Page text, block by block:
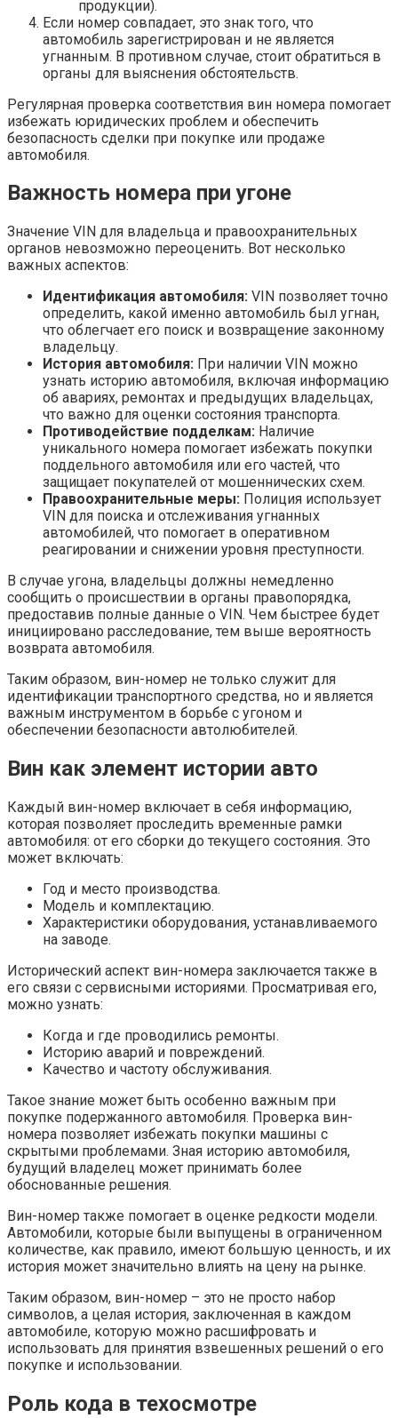
продукции).
Если номер совпадает, это знак того, что
автомобиль зарегистрирован и не является
угнанным. В противном случае, стоит обратиться в
органы для выяснения обстоятельств.
Регулярная проверка соответствия вин номера помогает
избежать юридических проблем и обеспечить
безопасность сделки при покупке или продаже
автомобиля.
Важность номера при угоне
Значение VIN для владельца и правоохранительных
органов невозможно переоценить. Вот несколько
важных аспектов:
Идентификация автомобиля: VIN позволяет точно
определить, какой именно автомобиль был угнан,
что облегчает его поиск и возвращение законному
владельцу.
История автомобиля: При наличии VIN можно
узнать историю автомобиля, включая информацию
об авариях, ремонтах и предыдущих владельцах,
что важно для оценки состояния транспорта.
Противодействие подделкам: Наличие
уникального номера помогает избежать покупки
поддельного автомобиля или его частей, что
защищает покупателей от мошеннических схем.
Правоохранительные меры: Полиция использует
VIN для поиска и отслеживания угнанных
автомобилей, что помогает в оперативном
реагировании и снижении уровня преступности.
В случае угона, владельцы должны немедленно
сообщить о происшествии в органы правопорядка,
предоставив полные данные о VIN. Чем быстрее будет
инициировано расследование, тем выше вероятность
возврата автомобиля.
Таким образом, вин-номер не только служит для
идентификации транспортного средства, но и является
важным инструментом в борьбе с угоном и
обеспечении безопасности автолюбителей.
Вин как элемент истории авто
Каждый вин-номер включает в себя информацию,
которая позволяет проследить временные рамки
автомобиля: от его сборки до текущего состояния. Это
может включать:
Год и место производства.
Модель и комплектацию.
Характеристики оборудования, устанавливаемого
на заводе.
Исторический аспект вин-номера заключается также в
его связи с сервисными историями. Просматривая его,
можно узнать:
Когда и где проводились ремонты.
Историю аварий и повреждений.
Качество и частоту обслуживания.
Такое знание может быть особенно важным при
покупке подержанного автомобиля. Проверка вин-
номера позволяет избежать покупки машины с
скрытыми проблемами. Зная историю автомобиля,
будущий владелец может принимать более
обоснованные решения.
Вин-номер также помогает в оценке редкости модели.
Автомобили, которые были выпущены в ограниченном
количестве, как правило, имеют большую ценность, и их
история может значительно влиять на цену на рынке.
Таким образом, вин-номер – это не просто набор
символов, а целая история, заключенная в каждом
автомобиле, которую можно расшифровать и
использовать для принятия взвешенных решений о его
покупке и использовании.
Роль кода в техосмотре